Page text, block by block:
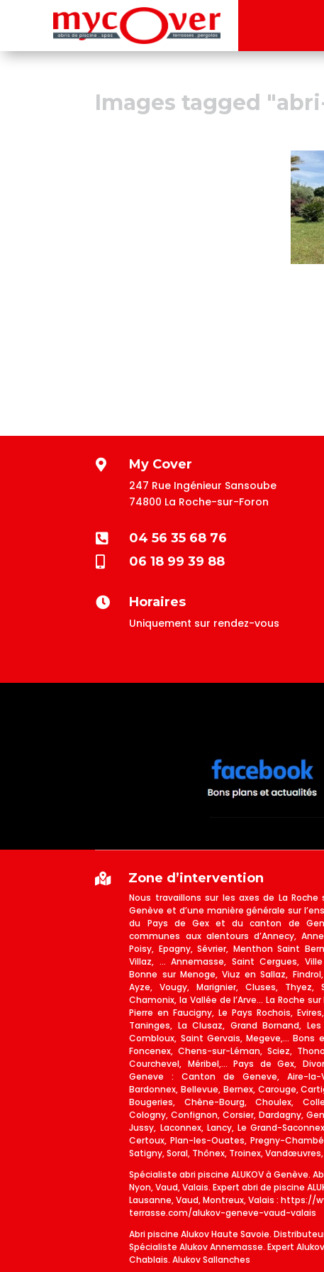
Images tagged
 My Cover
247 Rue Ingénieur Sansoube
74800 La Roche-sur-Foron
 04 56 35 68 76
 06 18 99 39 88
 Horaires
Uniquement sur rendez-vous
 Zone d’intervention
Nous travaillons sur les axes de La Roche
Genève et d’une manière générale sur
du Pays de Gex et du canton de
communes aux alentours d’Annecy,
Poisy, Epagny, Sévrier, Menthon Saint
Villaz, … Annemasse, Saint Cergues,
Bonne sur Menoge, Viuz en Sallaz,
Ayze, Vougy, Marignier, Cluses, Thyez,
Chamonix, la Vallée de l’Arve... La Roche
Pierre en Faucigny, Le Pays Rochois,
Taninges, La Clusaz, Grand Bornand,
Combloux, Saint Gervais, Megeve,… Bons
Foncenex, Chens-sur-Léman, Sciez,
Courchevel, Méribel,… Pays de Gex,
Geneve : Canton de Geneve, Aire-la-
Bardonnex, Bellevue, Bernex, Carouge,
Bougeries, Chêne-Bourg, Choulex,
Cologny, Confignon, Corsier, Dardagny,
Jussy, Laconnex, Lancy, Le Grand-
Certoux, Plan-les-Ouates, Pregny-
Satigny, Soral, Thônex, Troinex, Vandœuvres,
Spécialiste abri piscine ALUKOV à Genève.
Nyon, Vaud, Valais. Expert abri de piscine
Lausanne, Vaud, Montreux, Valais :https://
terrasse.com/alukov-geneve-vaud-valais
Abri piscine Alukov Haute Savoie.
Spécialiste Alukov Annemasse. Expert
Chablais. Alukov Sallanches